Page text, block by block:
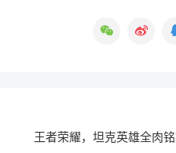
王者荣耀，坦克英雄全肉